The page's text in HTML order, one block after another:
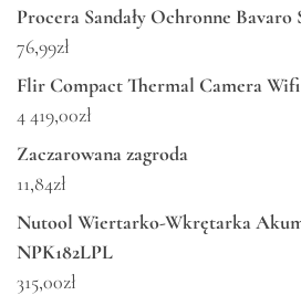
Procera Sandały Ochronne Bavaro
76,99zł
Flir Compact Thermal Camera
4 419,00zł
Zaczarowana zagroda
11,84zł
Nutool Wiertarko-Wkrętarka
NPK182LPL
315,00zł